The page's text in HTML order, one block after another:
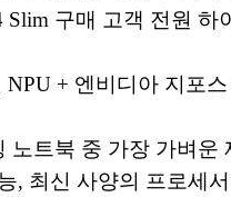
Slim 구매 고객 전원
+ 엔비디아 지포
노트북 중 가장 가벼
, 최신 사양의 프로세